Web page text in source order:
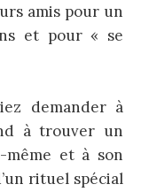
amis pour un
et pour « se
demander à
à trouver un
même et à son
rituel spécial